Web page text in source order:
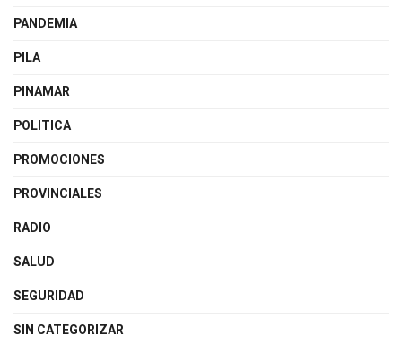
PANDEMIA
PILA
PINAMAR
POLITICA
PROMOCIONES
PROVINCIALES
RADIO
SALUD
SEGURIDAD
SIN CATEGORIZAR